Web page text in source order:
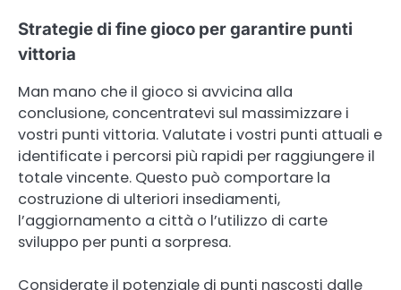
Strategie di fine gioco per garantire punti
vittoria
Man mano che il gioco si avvicina alla
conclusione, concentratevi sul massimizzare i
vostri punti vittoria. Valutate i vostri punti attuali e
identificate i percorsi più rapidi per raggiungere il
totale vincente. Questo può comportare la
costruzione di ulteriori insediamenti,
l’aggiornamento a città o l’utilizzo di carte
sviluppo per punti a sorpresa.
Considerate il potenziale di punti nascosti dalle